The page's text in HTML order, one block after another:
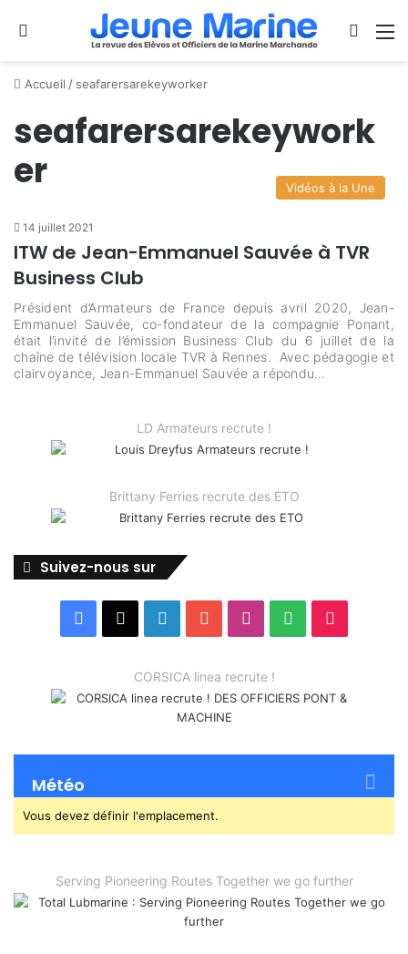
Se connecter
Accueil / seafarersarekeyworker
seafarersarekeywork
er
Vidéos à la Une
14 juillet 2021
ITW de Jean-Emmanuel Sauvée à TVR
Business Club
Président d’Armateurs de France depuis avril 2020, Jean-
Emmanuel Sauvée, co-fondateur de la compagnie Ponant,
était l’invité de l’émission Business Club du 6 juillet de la
chaîne de télévision locale TVR à Rennes. Avec pédagogie et
clairvoyance, Jean-Emmanuel Sauvée a répondu…
LD Armateurs recrute !
Brittany Ferries recrute des ETO
Suivez-nous sur
Facebook
X LinkedinYouTubeInstagram
Spotify
CORSICA linea recrute !
Météo
Vous devez définir l'emplacement.
Serving Pioneering Routes Together we go further